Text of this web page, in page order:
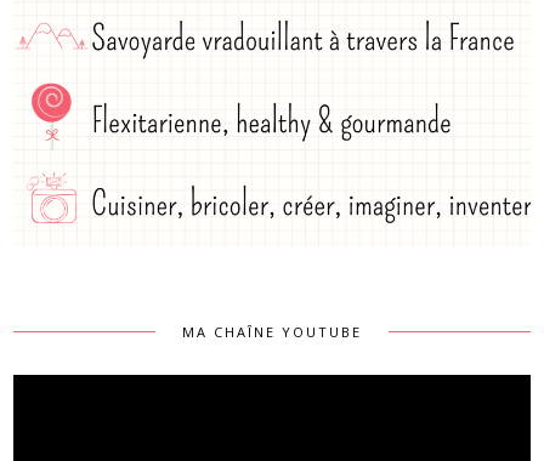
MA CHAÎNE YOUTUBE
Lecteur